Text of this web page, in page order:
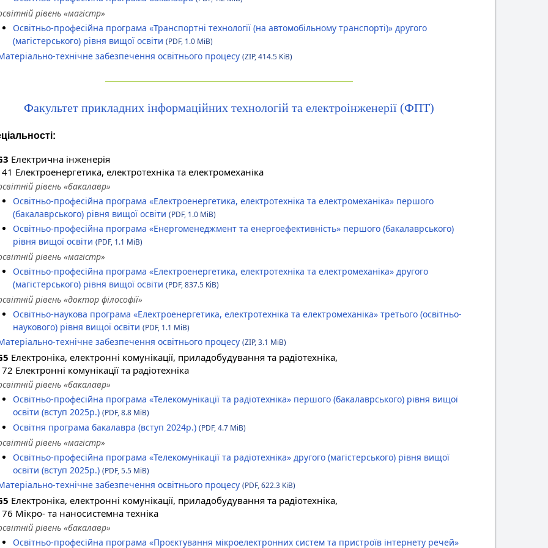
рівень «магістр»
Освітньо-професійна програма «Транспортні технології (на автомобільному транспорті)» другого
(магістерського) рівня вищої освіти (PDF, 1.0 MiB)
технічне забезпечення освітнього процесу (ZIP, 414.5 KiB)
Факультет прикладних інформаційних технологій та електроінженерії (ФПТ)
Електрична інженерія
Електроенергетика, електротехніка та електромеханіка
рівень «бакалавр»
Освітньо-професійна програма «Електроенергетика, електротехніка та електромеханіка» першого
(бакалаврського) рівня вищої освіти (PDF, 1.0 MiB)
Освітньо-професійна програма «Енергоменеджмент та енергоефективність» першого (бакалаврського)
рівня вищої освіти (PDF, 1.1 MiB)
рівень «магістр»
Освітньо-професійна програма «Електроенергетика, електротехніка та електромеханіка» другого
(магістерського) рівня вищої освіти (PDF, 837.5 KiB)
рівень «доктор філософії»
Освітньо-наукова програма «Електроенергетика, електротехніка та електромеханіка» третього (освітньо-
наукового) рівня вищої освіти (PDF, 1.1 MiB)
технічне забезпечення освітнього процесу (ZIP, 3.1 MiB)
Електроніка, електронні комунікації, приладобудування та радіотехніка,
Електронні комунікації та радіотехніка
рівень «бакалавр»
Освітньо-професійна програма «Телекомунікації та радіотехніка» першого (бакалаврського) рівня вищої
освіти (вступ 2025р.) (PDF, 8.8 MiB)
Освітня програма бакалавра (вступ 2024р.) (PDF, 4.7 MiB)
рівень «магістр»
Освітньо-професійна програма «Телекомунікації та радіотехніка» другого (магістерського) рівня вищої
освіти (вступ 2025р.) (PDF, 5.5 MiB)
технічне забезпечення освітнього процесу (PDF, 622.3 KiB)
Електроніка, електронні комунікації, приладобудування та радіотехніка,
Мікро- та наносистемна техніка
рівень «бакалавр»
Освітньо-професійна програма «Проєктування мікроелектронних систем та пристроїв інтернету речей»